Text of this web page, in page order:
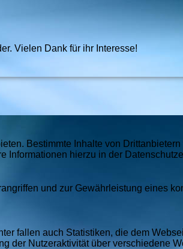
Vielen Dank für ihr Interesse!
Bestimmte Inhalte von
Informationen hierzu in der
und zur Gewährleistung eines
fallen auch Statistiken, die dem
der Nutzeraktivität über verschiedene